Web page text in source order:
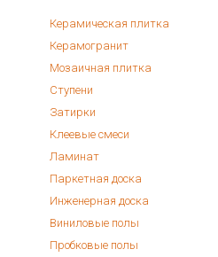
Керамическая плитка
Керамогранит
Мозаичная плитка
Ступени
Затирки
Клеевые смеси
Ламинат
Паркетная доска
Инженерная доска
Виниловые полы
Пробковые полы